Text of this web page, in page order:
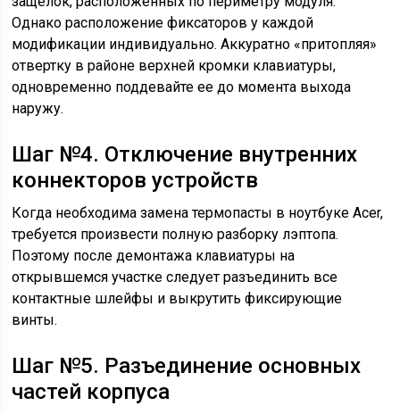
Однако расположение фиксаторов у каждой
модификации индивидуально. Аккуратно «притопляя»
отвертку в районе верхней кромки клавиатуры,
одновременно поддевайте ее до момента выхода
наружу.
Шаг №4. Отключение внутренних
коннекторов устройств
Когда необходима замена термопасты в ноутбуке Acer,
требуется произвести полную разборку лэптопа.
Поэтому после демонтажа клавиатуры на
открывшемся участке следует разъединить все
контактные шлейфы и выкрутить фиксирующие
винты.
Шаг №5. Разъединение основных
частей корпуса